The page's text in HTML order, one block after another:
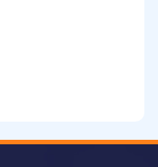
受理后，依照